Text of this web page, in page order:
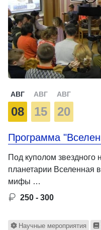
АВГ
08
АВГ
15
АВГ
20
Программа
Под куполом звездного
планетарии Вселенная
мифы …
250 - 300
Научные мероприятия